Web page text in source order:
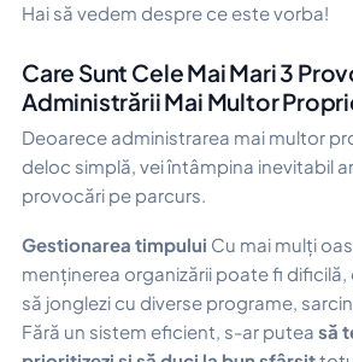
Hai să vedem despre ce este vorba!
Care Sunt Cele Mai Mari 3
Administrării Mai Multor
Deoarece administrarea mai multor
deloc simplă, vei întâmpina inevitabil
provocări pe parcurs.
Gestionarea timpului Cu mai mulți
menținerea organizării poate fi
să jonglezi cu diverse programe,
Fără un sistem eficient, s-ar putea să